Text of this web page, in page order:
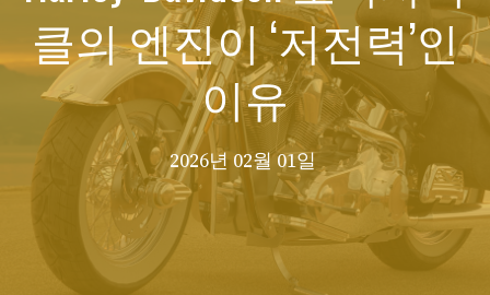
클의 엔진이 ‘저전력’인
이유
2026년 02월 01일